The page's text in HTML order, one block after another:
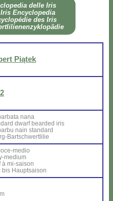
del­le Iris
En­cy­clo­pe­dia
des Iris
Pią­tek
na­na
dwarf bear­ded iris
nain stan­dard
Bar­ts­ch­wer­tli­lie
me­dio
me­dium
à mi-sai­son
bis Haup­tsai­son